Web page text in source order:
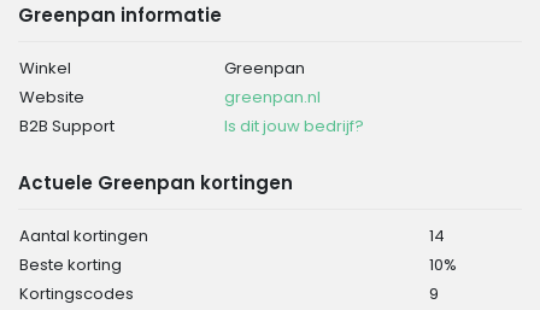
Greenpan informatie
Winkel
Greenpan
Website
greenpan.nl
B2B Support
Is dit jouw bedrijf?
Actuele Greenpan kortingen
Aantal kortingen
14
Beste korting
10%
Kortingscodes
9